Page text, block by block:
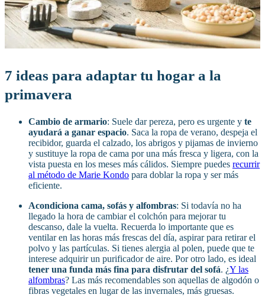
7 ideas para adaptar tu hogar a la
primavera
Cambio de armario: Suele dar pereza, pero es urgente y te
ayudará a ganar espacio. Saca la ropa de verano, despeja el
recibidor, guarda el calzado, los abrigos y pijamas de invierno
y sustituye la ropa de cama por una más fresca y ligera, con la
vista puesta en los meses más cálidos. Siempre puedes recurrir
al método de Marie Kondo para doblar la ropa y ser más
eficiente.
Acondiciona cama, sofás y alfombras: Si todavía no ha
llegado la hora de cambiar el colchón para mejorar tu
descanso, dale la vuelta. Recuerda lo importante que es
ventilar en las horas más frescas del día, aspirar para retirar el
polvo y las partículas. Si tienes alergia al polen, puede que te
interese adquirir un purificador de aire. Por otro lado, es ideal
tener una funda más fina para disfrutar del sofá. ¿Y las
alfombras? Las más recomendables son aquellas de algodón o
fibras vegetales en lugar de las invernales, más gruesas.